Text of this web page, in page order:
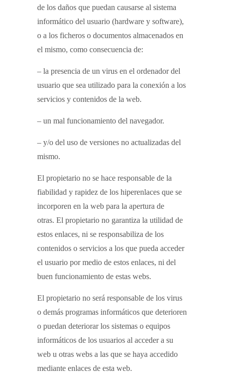
de los daños que puedan causarse al sistema
informático del usuario (hardware y software),
o a los ficheros o documentos almacenados en
el mismo, como consecuencia de:
– la presencia de un virus en el ordenador del
usuario que sea utilizado para la conexión a los
servicios y contenidos de la web.
– un mal funcionamiento del navegador.
– y/o del uso de versiones no actualizadas del
mismo.
El propietario no se hace responsable de la
fiabilidad y rapidez de los hiperenlaces que se
incorporen en la web para la apertura de
otras. El propietario no garantiza la utilidad de
estos enlaces, ni se responsabiliza de los
contenidos o servicios a los que pueda acceder
el usuario por medio de estos enlaces, ni del
buen funcionamiento de estas webs.
El propietario no será responsable de los virus
o demás programas informáticos que deterioren
o puedan deteriorar los sistemas o equipos
informáticos de los usuarios al acceder a su
web u otras webs a las que se haya accedido
mediante enlaces de esta web.